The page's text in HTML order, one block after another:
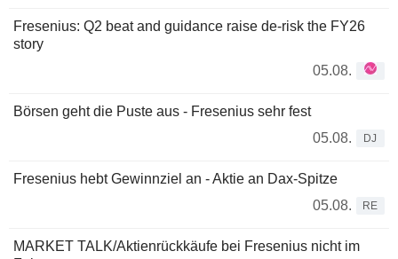
Fresenius: Q2 beat and guidance raise de-risk the FY26
story
05.08.
Börsen geht die Puste aus - Fresenius sehr fest
05.08.
DJ
Fresenius hebt Gewinnziel an - Aktie an Dax-Spitze
05.08.
RE
MARKET TALK/Aktienrückkäufe bei Fresenius nicht im